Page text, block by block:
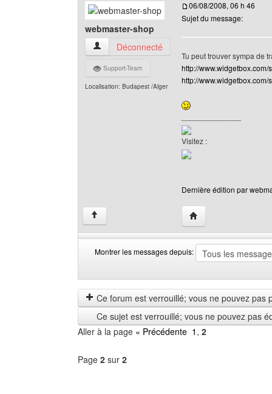
webmaster-shop
webmaster-shop Voir le profil de l'utilisateur
Déconnecté
Support-Team
Localisation: Budapest /Alger
06/08/2008, 06 h 46
Sujet du message:
Tu peut trouver sympa de
http://
http://
Visitez :
Dernière édition par
↑ Visiter le site web
Montrer les messages depuis:
les
messages
depuis
by
Ce forum est verrouillé; vous ne pouvez pas
Ce sujet est verrouillé; vous ne pouvez pas
Aller à la page « Précédente 1 , 2
Page 2 sur 2